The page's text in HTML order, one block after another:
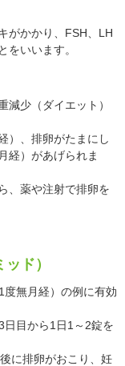
がかかり、FSH、LH
をいいます。
減少（ダイエット）
）、排卵がたまにし
経）があげられま
、薬や注射で排卵を
ド）
無月経）の例に有効
日目から1日1～2錠を
に排卵がおこり、妊